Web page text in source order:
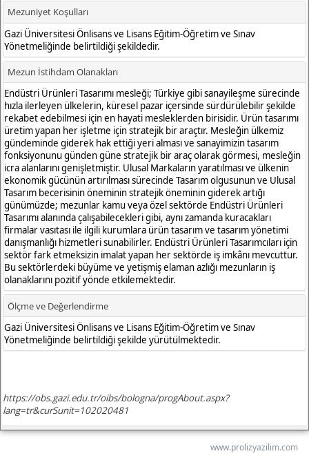
www.prolizyazilim.com